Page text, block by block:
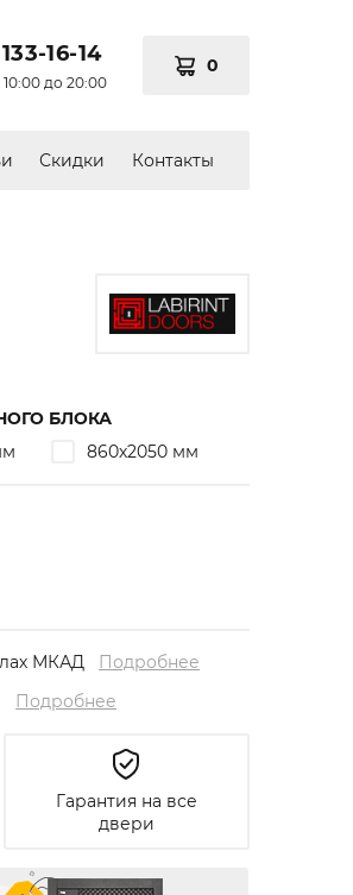
16-14
до 20:00
0
Скидки Контакты
БЛОКА
860х2050 мм
МКАД Подробнее
Подробнее
Гарантия на все
двери